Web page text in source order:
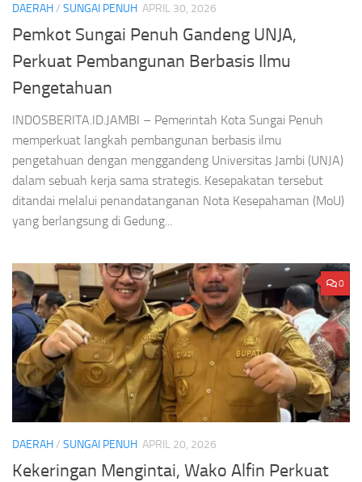
DAERAH/ SUNGAI PENUH APRIL 30, 2026
Pemkot Sungai Penuh Gandeng UNJA,
Perkuat Pembangunan Berbasis Ilmu
Pengetahuan
INDOSBERITA.ID.JAMBI – Pemerintah Kota Sungai Penuh
memperkuat langkah pembangunan berbasis ilmu
pengetahuan dengan menggandeng Universitas Jambi (UNJA)
dalam sebuah kerja sama strategis. Kesepakatan tersebut
ditandai melalui penandatanganan Nota Kesepahaman (MoU)
yang berlangsung di Gedung...
0
DAERAH/ SUNGAI PENUH APRIL 20, 2026
Kekeringan Mengintai, Wako Alfin Perkuat